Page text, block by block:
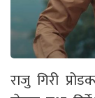
राजु गिरी